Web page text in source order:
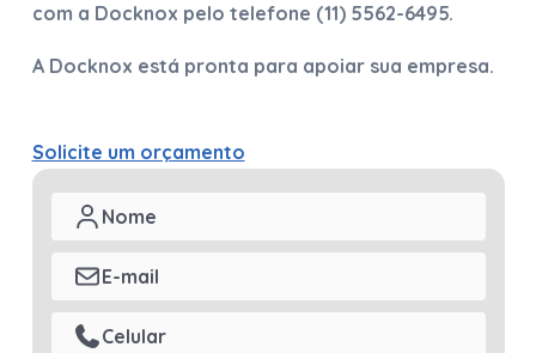
com a Docknox pelo telefone (11) 5562-6495.
A Docknox está pronta para apoiar sua empresa.
Solicite um orçamento